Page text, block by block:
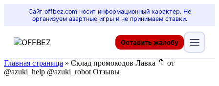
Сайт offbez.com носит информационный характер. Не
организуем азартные игры и не принимаем ставки.
Оставить жалобу
Главная страница » Склад промокодов Лавка 🔖 от
@azuki_help @azuki_robot Отзывы